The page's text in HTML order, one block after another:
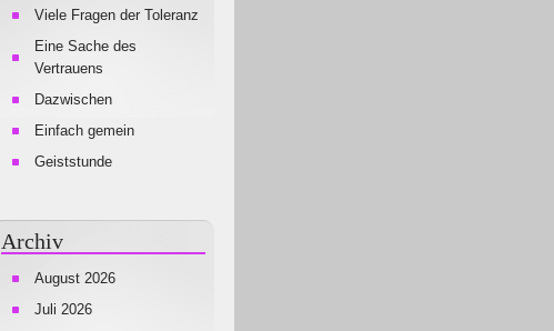
Viele Fragen der Toleranz
Eine Sache des
Vertrauens
Dazwischen
Einfach gemein
Geiststunde
Archiv
August 2026
Juli 2026